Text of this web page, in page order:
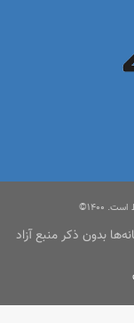
۱400©
بدون ذکر منبع آزاد